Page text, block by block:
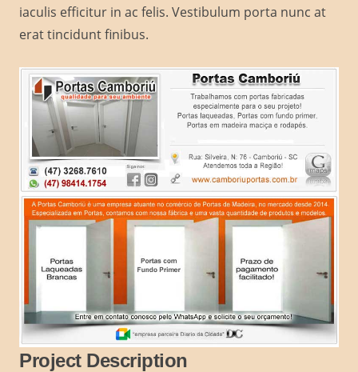
iaculis efficitur in ac felis. Vestibulum porta nunc at
erat tincidunt finibus.
Project Description